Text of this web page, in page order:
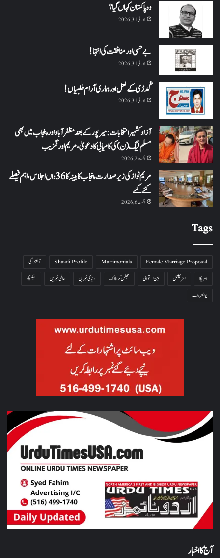
وہ پاکستان کہاں گیا؟
جولائی 31, 2026
بے حسی اور منافقت کی انتہا !
جولائی 31, 2026
گُدڑی کے لعل اور ہماری آرام طلبیاں!
جولائی 31, 2026
آزاد کشمیر انتخابات: میرپور کے بعد مظفرآباد اور پنجاب میں بھی
مسلم لیگ (ن) کی کامیابی کا دعویٰ، مریم اورنگزیب
اگست 2, 2026
مریم نواز کی زیر صدارت پنجاب کابینہ کا 36واں اجلاس،اہم فیصلے
کئے گئے
اگست 6, 2026
Tags
Female Marriage Proposal
Matrimonials
Shaadi Profile
آتشزدگی
امریکا
انٹرنیشنل بین الاقوامی جھلس کر ہلاک دنیا کی خبریں عالمی خبریں
میکسیکو
یو ایس اے
آج کا اخبار